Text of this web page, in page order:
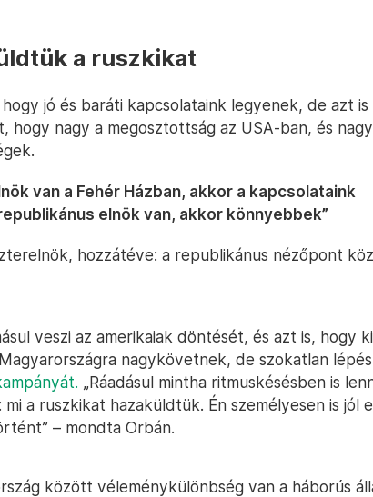
a ruszkikat
jó és baráti kapcsolataink legyenek, de azt is
hogy nagy a megosztottság az USA-ban, és
van a Fehér Házban, akkor a kapcsolataink
elnök van, akkor könnyebbek”
hozzátéve: a republikánus nézőpont
veszi az amerikaiak döntését, és azt is, hogy
nagykövetnek, de szokatlan
„Ráadásul mintha ritmuskésésben is
a ruszkikat hazaküldtük. Én személyesen is jól
– mondta Orbán.
között véleménykülönbség van a háborús